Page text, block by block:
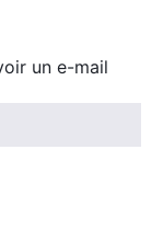
un e-mail